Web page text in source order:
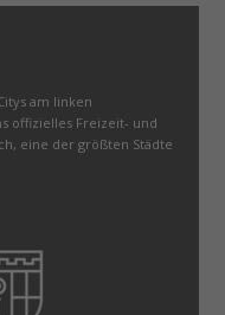
am linken
offizielles Freizeit- und
eine der größten Städte